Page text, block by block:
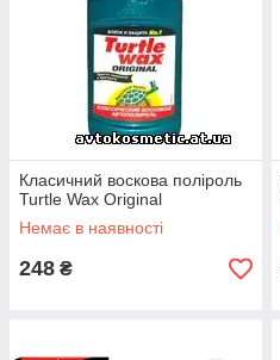
Класичний воскова поліроль
Turtle Wax Original
Немає в наявності
248 ₴